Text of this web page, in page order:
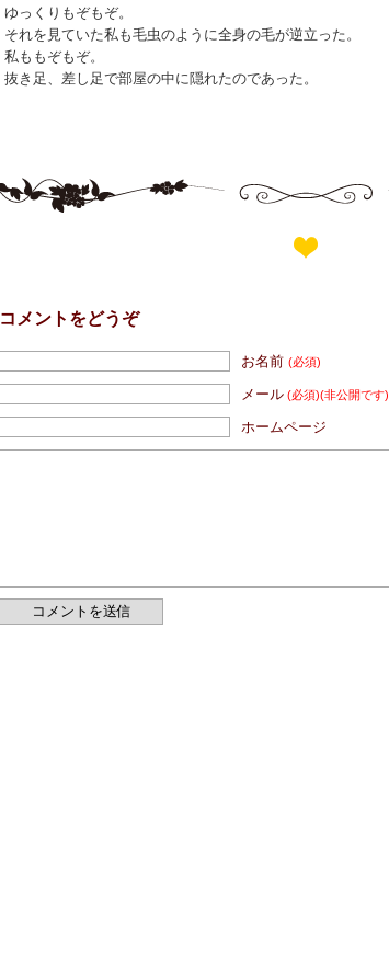
ゆっくりもぞもぞ。
それを見ていた私も毛虫のように全身の毛が逆立った。
私ももぞもぞ。
抜き足、差し足で部屋の中に隠れたのであった。
コメントをどうぞ
お名前(必須)
メール (必須)(非公開です)
ホームページ